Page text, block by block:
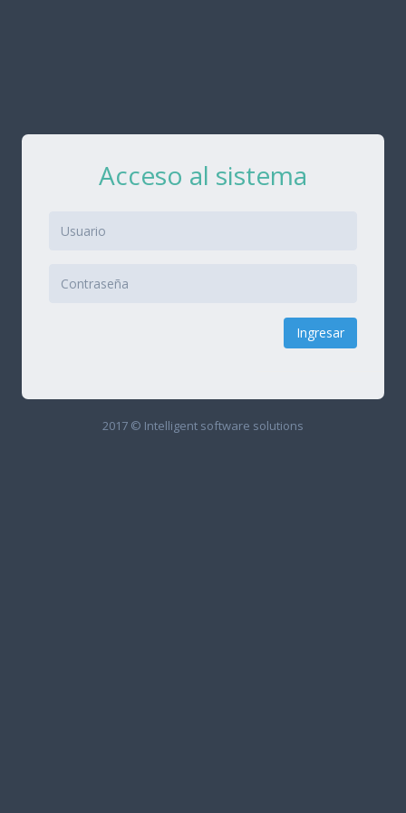
Acceso al sistema
2017 © Intelligent software solutions